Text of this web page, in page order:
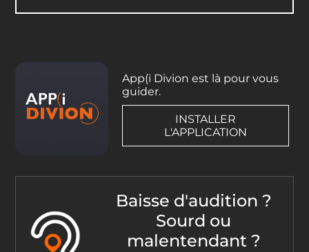
App(i Divion est là pour vous
guider.
INSTALLER
L'APPLICATION
Baisse d'audition ?
Sourd ou
malentendant ?